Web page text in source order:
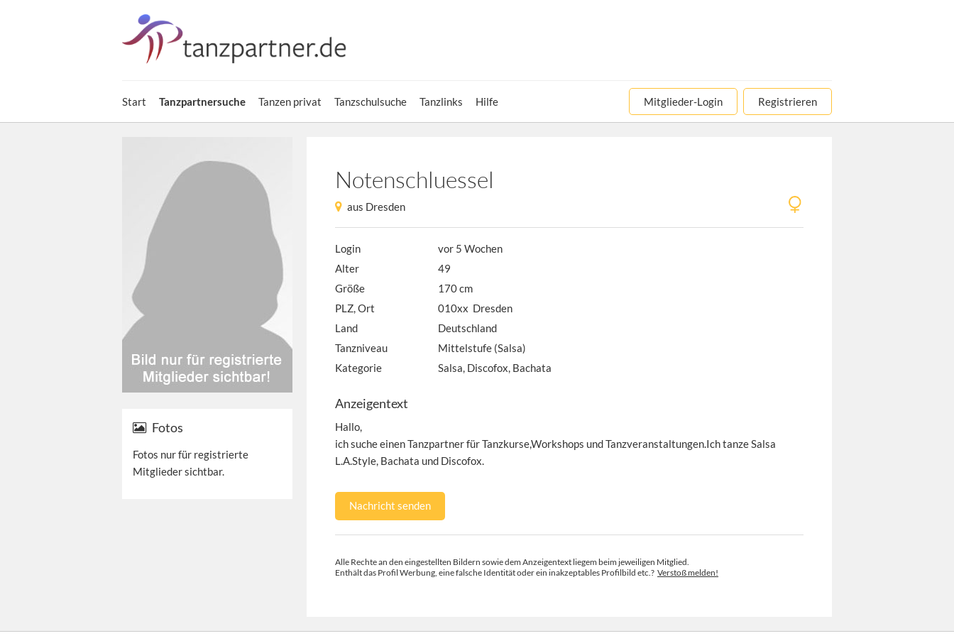
Start Tanzpartnersuche Tanzen privat Tanzschulsuche Tanzlinks Hilfe Mitglieder-Login Registrieren
Fotos
Fotos nur für registrierte
Mitglieder sichtbar.
Notenschluessel
aus Dresden
Login
vor 5 Wochen
Alter
49
Größe
170 cm
PLZ, Ort
010xx Dresden
Land
Deutschland
Tanzniveau
Mittelstufe (Salsa)
Kategorie
Salsa, Discofox, Bachata
Anzeigentext
Hallo,
ich suche einen Tanzpartner für Tanzkurse,Workshops und Tanzveranstaltungen.Ich tanze Salsa
L.A.Style, Bachata und Discofox.
Nachricht senden
Alle Rechte an den eingestellten Bildern sowie dem Anzeigentext liegem beim jeweiligen Mitglied.
Enthält das Profil Werbung, eine falsche Identität oder ein inakzeptables Profilbild etc.? Verstoß melden!